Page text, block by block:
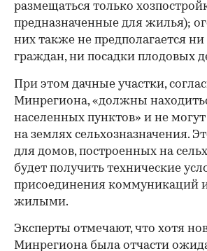
размещаться только
предназначенные для жилья);
них также не предполагается
граждан, ни посадки плодовых
При этом дачные участки,
Минрегиона, «должны
населенных пунктов» и не могут
на землях сельхозназначения.
для домов, построенных на
будет получить технические
присоединения коммуникаций
жилыми.
Эксперты отмечают, что хотя
Минрегиона была отчасти